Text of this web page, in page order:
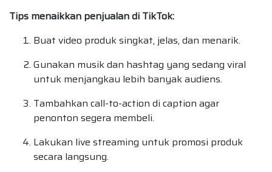
Tips menaikkan penjualan di TikTok:
Buat video produk singkat, jelas, dan menarik.
Gunakan musik dan hashtag yang sedang viral
untuk menjangkau lebih banyak audiens.
Tambahkan call-to-action di caption agar
penonton segera membeli.
Lakukan live streaming untuk promosi produk
secara langsung.